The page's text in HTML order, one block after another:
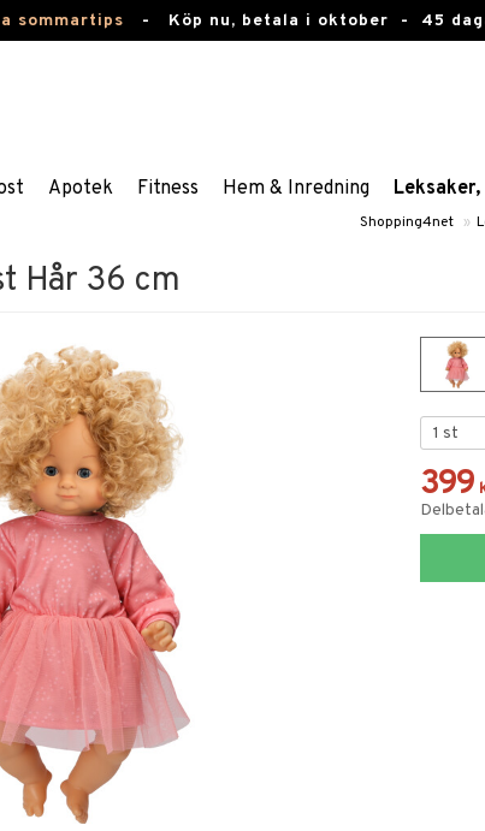
sommartips - Köp nu, betala i oktober - 45
Apotek Fitness Hem & Inredning
Shopping4net »
Hår 36 cm
399